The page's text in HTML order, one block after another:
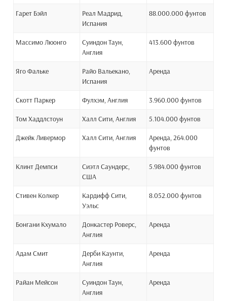
Гарет Бэйл
Реал Мадрид,
Испания
88.000.000 фунтов
Массимо Люонго
Суиндон Таун,
Англия
413.600 фунтов
Яго Фальке
Райо Вальекано,
Испания
Аренда
Скотт Паркер Фулхэм, Англия 3.960.000 фунтов
Том Хаддлстоун Халл Сити, Англия 5.104.000 фунтов
Джейк Ливермор Халл Сити, Англия
Аренда, 264.000
фунтов
Клинт Демпси
Сиэтл Саундерс,
США
5.984.000 фунтов
Стивен Колкер
Кардифф Сити,
Уэльс
8.052.000 фунтов
Бонгани Кхумало
Донкастер Роверс,
Англия
Аренда
Адам Смит
Дерби Каунти,
Англия
Аренда
Райан Мейсон
Суиндон Таун,
Англия
Аренда